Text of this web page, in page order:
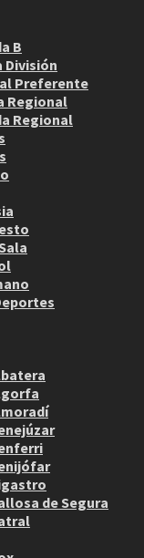
B
División
Preferente
Regional
Regional
de Segura